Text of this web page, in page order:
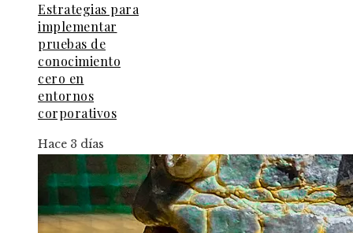
Estrategias para
implementar
pruebas de
conocimiento
cero en
entornos
corporativos
Hace 3 días